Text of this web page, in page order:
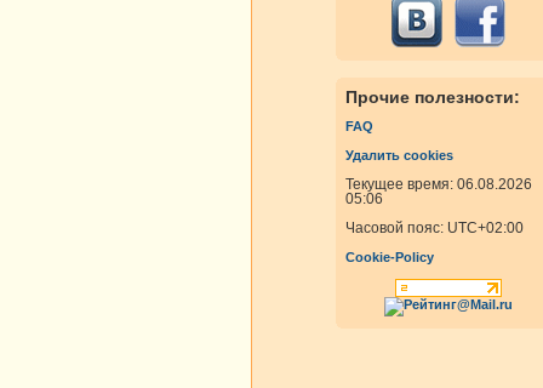
Прочие полезности:
FAQ
Удалить cookies
Текущее время: 06.08.2026
05:06
Часовой пояс: UTC+02:00
Cookie-Policy